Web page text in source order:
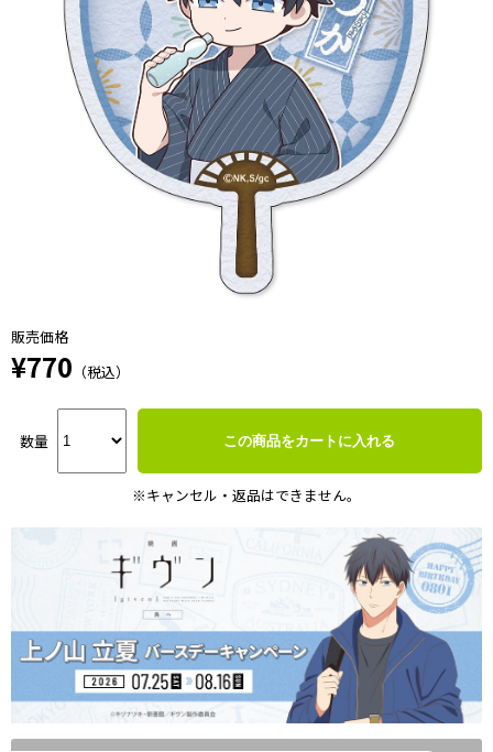
販売価格
¥770 （税込）
数量 この商品をカートに入れる
※キャンセル・返品はできません。